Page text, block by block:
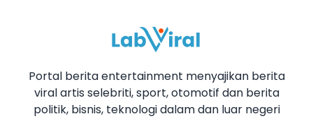
Portal berita entertainment menyajikan berita
viral artis selebriti, sport, otomotif dan berita
politik, bisnis, teknologi dalam dan luar negeri